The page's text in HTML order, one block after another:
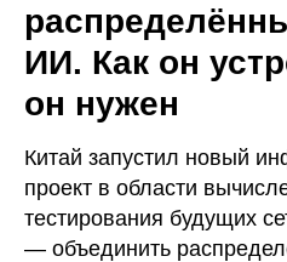
ИИ. Как он
он нужен
Китай запустил новый
проект в области
тестирования будущих
— объединить